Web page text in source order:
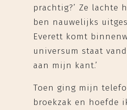
prachtig?’ Ze lachte
ben nauwelijks
Everett komt
universum staat
aan mijn kant.’
Toen ging mijn
broekzak en hoefde